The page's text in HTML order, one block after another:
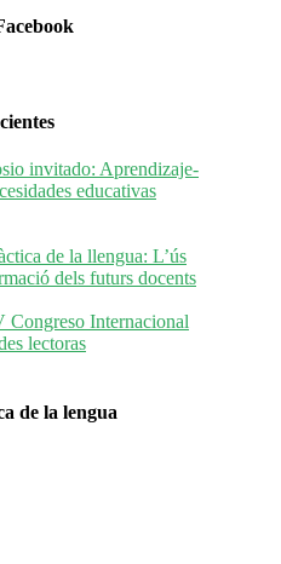
invitado: Aprendizaje-
educativas
de la llengua: L’ús
dels futurs docents
Congreso Internacional
lectoras
de la lengua